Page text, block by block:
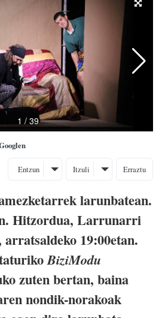
Entzun Itzuli Erraztu
larunbatean.
Hitzordua, Larrunarri
19:00etan.
BiziModu
zuten bertan, baina
nondik-norakoak